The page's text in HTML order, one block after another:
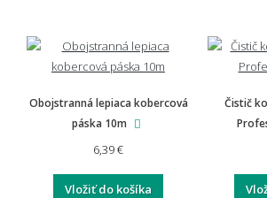
Obojstranná lepiaca kobercová
páska 10m
6,39 €
Vložiť do košíka
Čistič